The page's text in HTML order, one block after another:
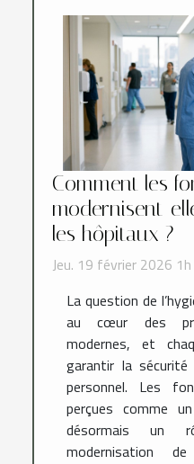
Comment les
modernisent-
les hôpitaux ?
Jeu. 19 février 2026 1h
La question de
au cœur des
modernes, et
garantir la
personnel. Les
perçues comme
désormais un
modernisation